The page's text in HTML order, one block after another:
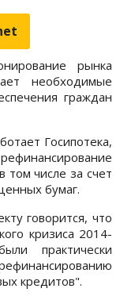
рынка
необходимые
граждан
Госипотека,
том числе за счет
бумаг.
говорится, что
кризиса 2014-
практически
кредитов".